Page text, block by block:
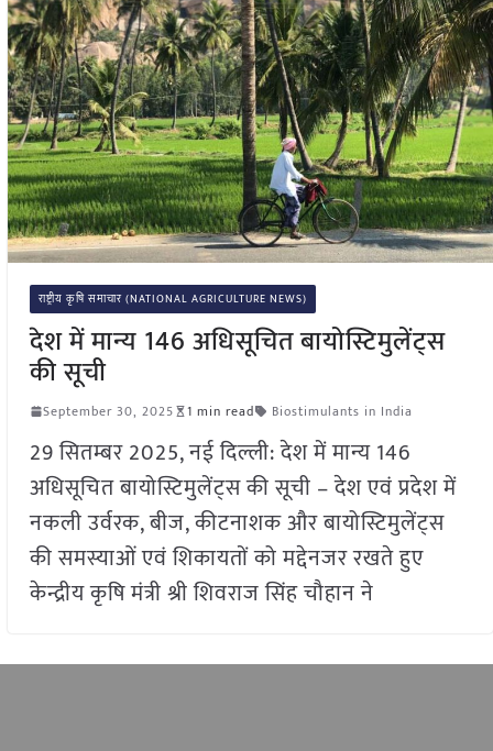
राष्ट्रीय कृषि समाचार (NATIONAL AGRICULTURE NEWS)
देश में मान्य 146 अधिसूचित बायोस्टिमुलेंट्स
की सूची
September 30, 2025 1 min read Biostimulants in India
29 सितम्बर 2025, नई दिल्ली: देश में मान्य 146
अधिसूचित बायोस्टिमुलेंट्स की सूची – देश एवं प्रदेश में
नकली उर्वरक, बीज, कीटनाशक और बायोस्टिमुलेंट्स
की समस्याओं एवं शिकायतों को मद्देनजर रखते हुए
केन्द्रीय कृषि मंत्री श्री शिवराज सिंह चौहान ने